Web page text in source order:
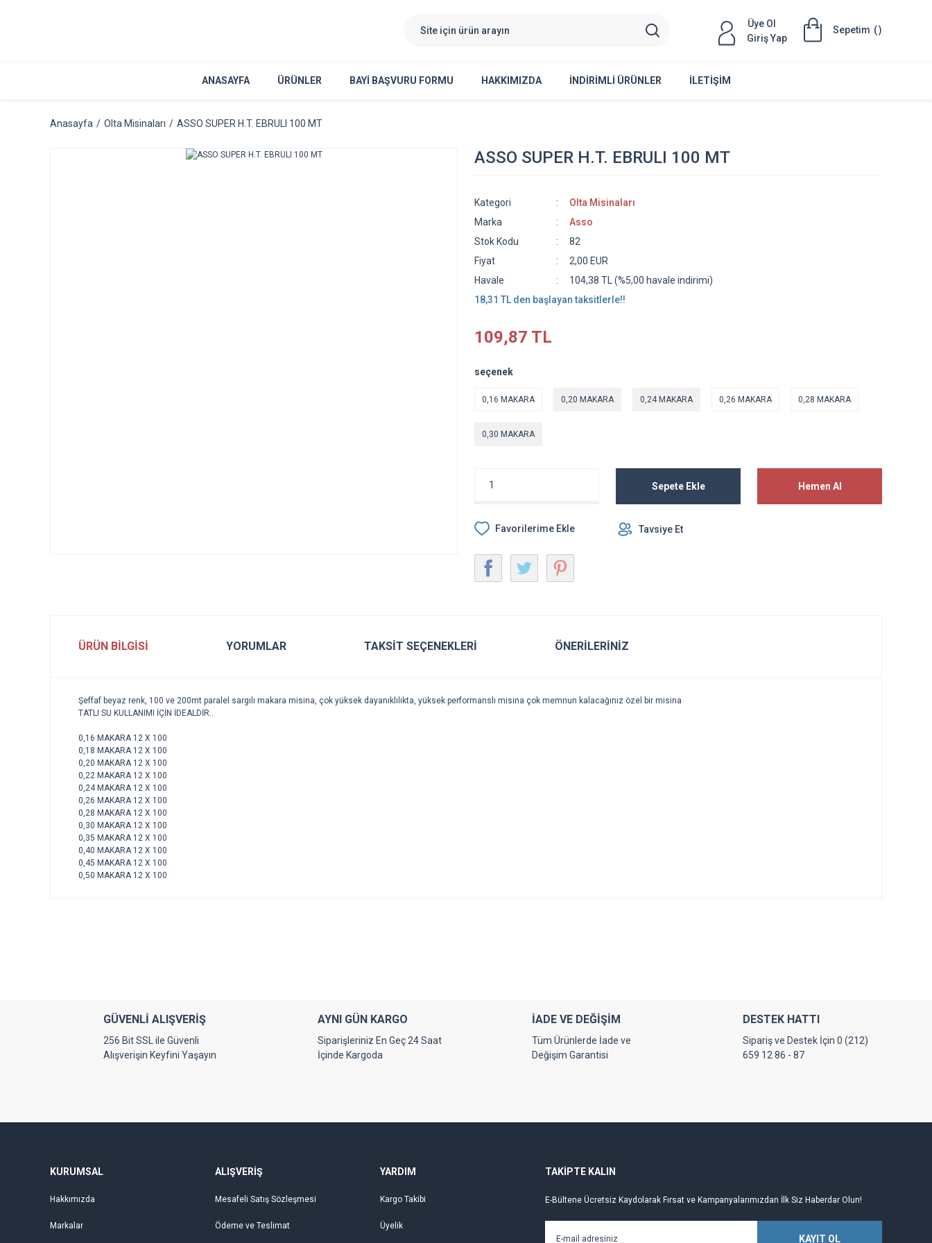
Giriş Yap
Üye Ol
Sepetim ()
ANASAYFA ÜRÜNLER BAYI BAŞVURU FORMU HAKKIMIZDA İNDİRİMLİ ÜRÜNLER İLETIŞIM
Anasayfa Olta Misinaları ASSO SUPER H.T. EBRULI 100 MT
ASSO SUPER H.T. EBRULI 100 MT
Kategori
Olta Misinaları
Marka
Asso
Stok Kodu
82
Fiyat
2,00 EUR
Havale
104,38 TL (%5,00 havale indirimi)
18,31 TL den başlayan taksitlerle!!
109,87 TL
seçenek
0,16 MAKARA 0,20 MAKARA 0,24 MAKARA 0,26 MAKARA 0,28 MAKARA
0,30 MAKARA
Sepete Ekle Hemen Al
Tavsiye Et
ÜRÜN BILGISI YORUMLAR TAKSIT SEÇENEKLERI ÖNERILERINIZ
Şeffaf beyaz renk, 100 ve 200mt paralel sargılı makara misina, çok yüksek dayanıklılıkta, yüksek performanslı misina çok memnun kalacağınız özel bir misina
TATLI SU KULLANIMI İÇİN İDEALDİR..
0,16 MAKARA12 X 100
0,18 MAKARA12 X 100
0,20 MAKARA12 X 100
0,22 MAKARA12 X 100
0,24 MAKARA12 X 100
0,26 MAKARA12 X 100
0,28 MAKARA12 X 100
0,30 MAKARA12 X 100
0,35 MAKARA12 X 100
0,40 MAKARA12 X 100
0,45 MAKARA12 X 100
0,50 MAKARA12 X 100
Ürün fiyatı diğer sitelerden daha pahalı.
GÜVENLİ ALIŞVERİŞ
256 Bit SSL ile Güvenli
Alışverişin Keyfini Yaşayın
AYNI GÜN KARGO
Siparişleriniz En Geç 24 Saat
İçinde Kargoda
İADE VE DEĞİŞİM
Tüm Ürünlerde İade ve
Değişim Garantisi
DESTEK HATTI
Sipariş ve Destek İçin 0 (212)
659 12 86 - 87
KURUMSAL
Hakkımızda
Markalar
ALIŞVERİŞ
Mesafeli Satış Sözleşmesi
Ödeme ve Teslimat
YARDIM
Kargo Takibi
Üyelik
TAKİPTE KALIN
E-Bültene Ücretsiz Kaydolarak Fırsat ve Kampanyalarımızdan İlk Siz Haberdar Olun!
KAYIT OL